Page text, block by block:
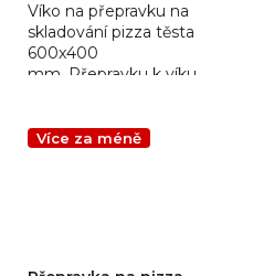
Víko na přepravku na
skladování pizza těsta
600x400
mm. Přepravku k víku
součástí.
Více za méně